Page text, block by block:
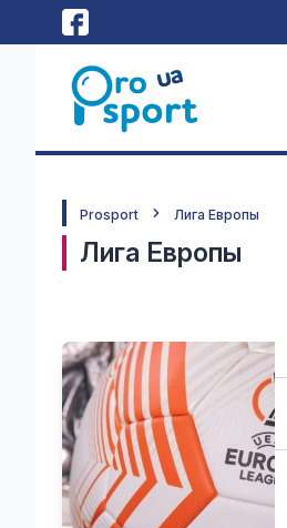
Prosport Лига Европы
Лига Европы